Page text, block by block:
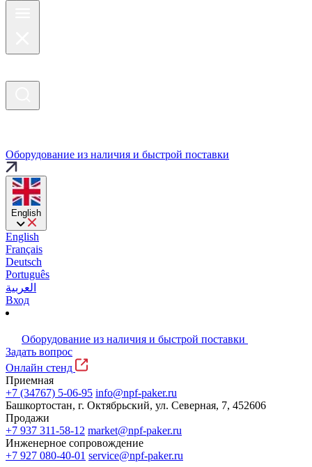
Оборудование из наличия и быстрой поставки
English
English
Français
Deutsch
Português
العربية
Вход
Оборудование из наличия и быстрой поставки
Задать вопрос
Онлайн стенд
Приемная
+7 (34767) 5-06-95 info@npf-paker.ru
Башкортостан, г. Октябрьский, ул. Северная, 7, 452606
Продажи
+7 937 311-58-12 market@npf-paker.ru
Инженерное сопровождение
+7 927 080-40-01 service@npf-paker.ru